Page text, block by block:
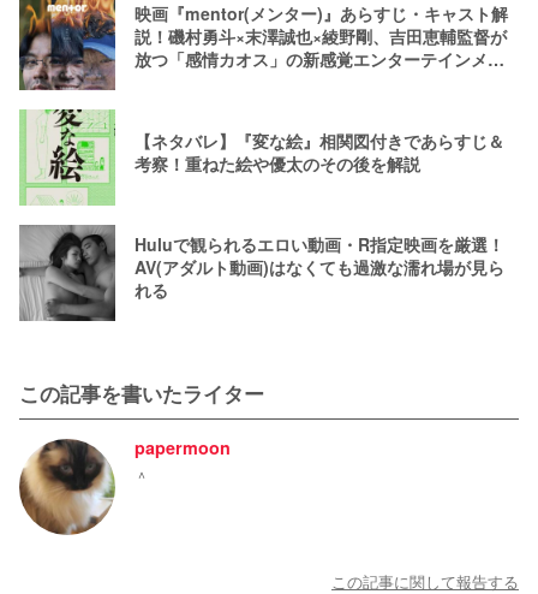
映画『mentor(メンター)』あらすじ・キャスト解
説！磯村勇斗×末澤誠也×綾野剛、吉田恵輔監督が
放つ「感情カオス」の新感覚エンターテインメン
【ネタバレ】『変な絵』相関図付きであらすじ＆
考察！重ねた絵や優太のその後を解説
Huluで観られるエロい動画・R指定映画を厳選！
AV(アダルト動画)はなくても過激な濡れ場が見ら
れる
この記事を書いたライター
papermoon
＾
この記事に関して報告する